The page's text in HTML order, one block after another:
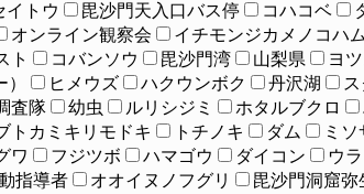
イトウ 毘沙門天入口バス停 コハコベ
オンライン観察会 イチモンジカメノコハ
ト コバンソウ 毘沙門湾 山梨県 ヨ
ヒメウズ ハクウンボク 丹沢湖
査隊 幼虫 ルリシジミ ホタルブクロ
トカミキリモドキ トチノキ ダム ミソ
ワ フジツボ ハマゴウ ダイコン ウ
指導者 オオイヌノフグリ 毘沙門洞窟